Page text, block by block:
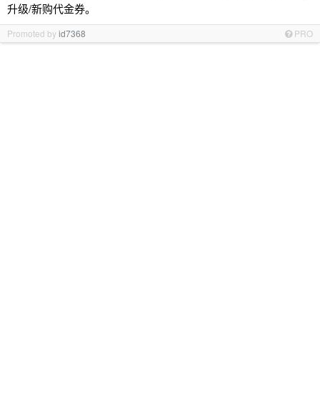
升级/新购代金券。
Promoted byid7368 PRO